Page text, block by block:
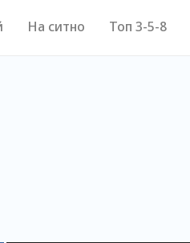
На ситно Топ 3-5-8